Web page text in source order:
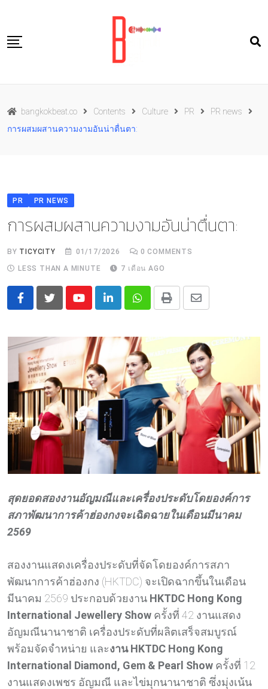
content
Food
TH
bangkokbeat.co Contents Culture PR
PR news
การผสมผสานความงามอันน่าตื่นตา:
PR PR NEWS
การผสมผสานความงามอันน่าตื่นตา:
BY TICYCITY 01/17/2026 0 COMMENTS
LESS THAN A MINUTE
7 เดือน AGO
YoutubeLinkedInWhatsapp
Print
Share
Email
สุดยอดสองงานอัญมณีและเครื่องประดับโดยองค์การ
สภาพัฒนาการค้าฮ่องกงจะเฉิดฉายในเดือนมีนาคม
2569
สองงานแสดงเครื่องประดับที่จัดโดยองค์การสภา
พัฒนาการค้าฮ่องกง (HKTDC) จะเปิดฉากขึ้นในเดือน
มีนาคม 2569 ประกอบด้วยงาน HKTDC Hong Kong
International Jewellery Show ครั้งที่ 42 งานแสดง
อัญมณีนานาชาติ เครื่องประดับที่ผลิตเสร็จสมบูรณ์
พร้อมจัดจำหน่าย และงานHKTDC Hong Kong
International Diamond, Gem & Pearl Show ครั้งที่ 12
งานแสดงเพชร อัญมณี และไข่มุกนานาชาติ ซึ่งมุ่งเน้น